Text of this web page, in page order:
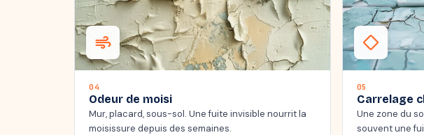
air
04
Odeur de moisi
Mur, placard, sous-sol. Une fuite invisible nourrit la
moisissure depuis des semaines.
thermostat_carbon
05
Carrelage
Une zone du
souvent une